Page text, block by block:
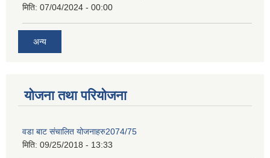
मिति: 07/04/2024 - 00:00
अन्य
योजना तथा परियोजना
वडा बाट संचालित योजनाहरु2074/75
मिति: 09/25/2018 - 13:33